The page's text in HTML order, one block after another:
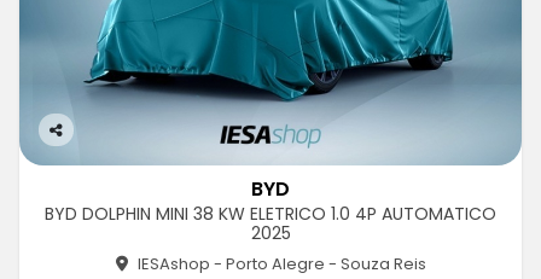
Co
rtil
BYD
BYD DOLPHIN MINI 38 KW ELETRICO 1.0 4P AUTOMATICO
2025
IESAshop - Porto Alegre - Souza Reis